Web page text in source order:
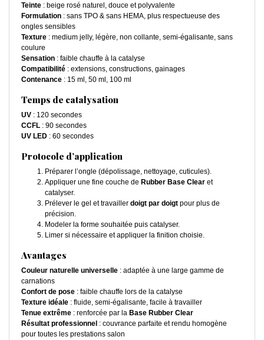
Teinte : beige rosé naturel, douce et polyvalente
Formulation : sans TPO & sans HEMA, plus respectueuse des
ongles sensibles
Texture : medium jelly, légère, non collante, semi-égalisante, sans
coulure
Sensation : faible chauffe à la catalyse
Compatibilité : extensions, constructions, gainages
Contenance : 15 ml, 50 ml, 100 ml
Temps de catalysation
UV : 120 secondes
CCFL : 90 secondes
UV LED : 60 secondes
Protocole d’application
Préparer l’ongle (dépolissage, nettoyage, cuticules).
Appliquer une fine couche de Rubber Base Clear et
catalyser.
Prélever le gel et travailler doigt par doigt pour plus de
précision.
Modeler la forme souhaitée puis catalyser.
Limer si nécessaire et appliquer la finition choisie.
Avantages
Couleur naturelle universelle : adaptée à une large gamme de
carnations
Confort de pose : faible chauffe lors de la catalyse
Texture idéale : fluide, semi-égalisante, facile à travailler
Tenue extrême : renforcée par la Base Rubber Clear
Résultat professionnel : couvrance parfaite et rendu homogène
pour toutes les prestations salon